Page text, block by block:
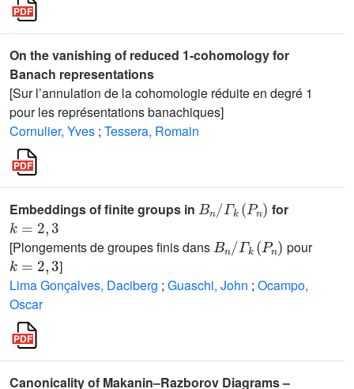
On the vanishing of reduced 1-cohomology for
Banach representations
[Sur l’annulation de la cohomologie réduite en degré 1
pour les représentations banachiques]
Cornulier, Yves ; Tessera, Romain
Embeddings of finite groups in
/P )
for
k=2,3
[Plongements de groupes finis dans
)
pour
k=2,3
]
Lima Gonçalves, Daciberg ; Guaschi, John ; Ocampo,
Oscar
Canonicality of Makanin–Razborov Diagrams –